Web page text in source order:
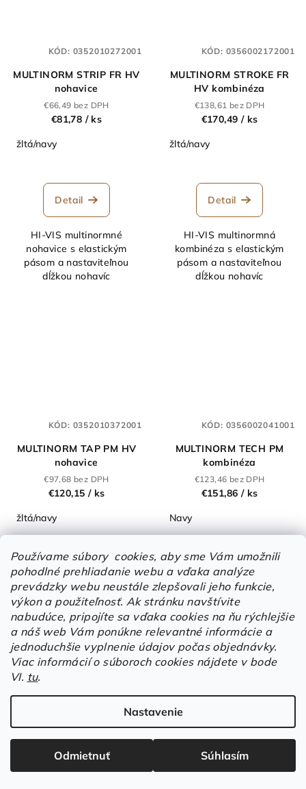
Používame súbory cookies, aby sme Vám umožnili
pohodlné prehliadanie webu a vďaka analýze
prevádzky webu neustále zlepšovali jeho funkcie,
výkon a použiteľnosť. Ak stránku navštívite
nabudúce, pripojíte sa vďaka cookies na ňu rýchlejšie
a náš web Vám ponúkne relevantné informácie a
jednoduchšie vyplnenie údajov počas objednávky.
Viac informácií o súboroch cookies nájdete v bode
VI. tu.
Nastavenie
Odmietnuť Súhlasím
MULTINORM STRIP FR HV
nohavice
€66,49 bez DPH
€81,78 / ks
žltá/navy
Detail
HI-VIS multinormné
nohavice s elastickým
pásom a nastaviteľnou
dĺžkou nohavíc
KÓD: 0352010272001
MULTINORM STROKE FR
HV kombinéza
€138,61 bez DPH
€170,49 / ks
žltá/navy
Detail
HI-VIS multinormná
kombinéza s elastickým
pásom a nastaviteľnou
dĺžkou nohavíc
KÓD: 0356002172001
MULTINORM TAP PM HV
nohavice
€97,68 bez DPH
€120,15 / ks
žltá/navy
Detail
HI-VIS multinormné
nohavice s elastickým
pásom a nastaviteľnou
dĺžkou nohavíc
KÓD: 0352010372001
MULTINORM TECH PM
kombinéza
€123,46 bez DPH
€151,86 / ks
Navy
Detail
KÓD: 0356002041001